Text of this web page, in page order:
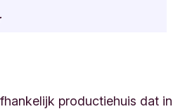
productiehuis dat in